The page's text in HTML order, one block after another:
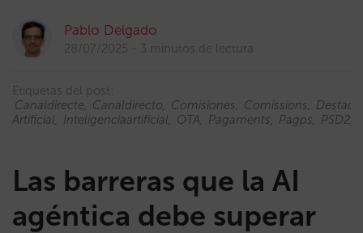
Pablo Delgado
28/07/2025 3 minutos de lectura
Etiquetas del post:
Canaldirecte
Canaldirecto Comisiones Comissions
Artificial
Inteligenciaartificial OTA Pagaments Pagps PSD2
Las barreras que la AI
agéntica debe superar